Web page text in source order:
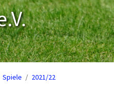
Spiele
2021/22